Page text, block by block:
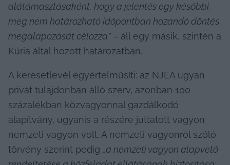
alátámasztásaként, hogy a jelentés egy későbbi,
meg nem határozható időpontban hozandó döntés
megalapozását célozza” – áll egy másik, szintén a
Kúria által hozott határozatban.
A keresetlevél egyértelműsíti: az NJEA ugyan
privát tulajdonban álló szerv, azonban 100
százalékban közvagyonnal gazdálkodó
alapítvány, ugyanis a részére juttatott vagyon
nemzeti vagyon volt. A nemzeti vagyonról szóló
törvény szerint pedig „a nemzeti vagyon alapvető